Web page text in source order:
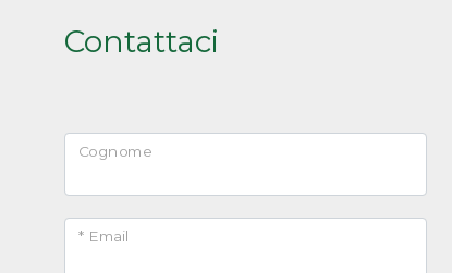
Contattaci
Cognome
* Email